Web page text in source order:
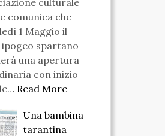
culturale
comunica che
1 Maggio il
ipogeo spartano
una apertura
con inizio
Read More
Una bambina
tarantina